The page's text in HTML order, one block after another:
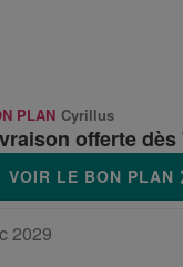
PLAN Cyrillus
offerte dès
VOIR LE BON PLAN
2029